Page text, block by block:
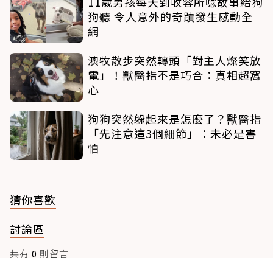
狗聽 令人意外的奇蹟發生感動全
網
澳牧散步突然轉頭「對主人燦笑放
電」！獸醫指不是巧合：真相超窩
心
狗狗突然躲起來是怎麼了？獸醫指
「先注意這3個細節」：未必是害
怕
猜你喜歡
討論區
共有 0 則留言